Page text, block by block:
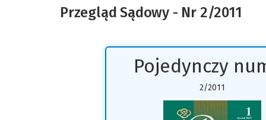
Przegląd Sądowy - Nr 2/2011
Pojedynczy
2/2011